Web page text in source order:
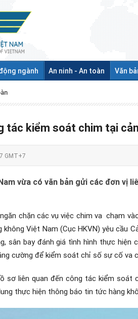
ngành An ninh - An toàn Văn
tác kiểm soát chim tại
GMT+7
vừa có văn bản gửi các đơn
chặn các vụ việc chim va chạm
không Việt Nam (Cục HKVN) yêu
sân bay đánh giá tình hình thực
cường để kiểm soát chỉ số sự cố va
sơ liên quan đến công tác kiểm soát
thực hiện thông báo tin tức hàng